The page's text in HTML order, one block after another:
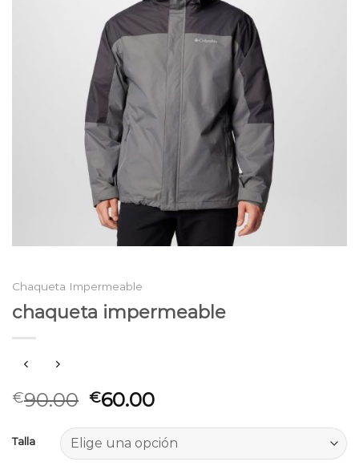
Chaqueta Impermeable
chaqueta impermeable
€90.00 €60.00
Talla